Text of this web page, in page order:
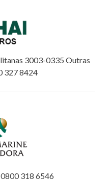
3003-0335 Outras
327 8424
0800 318 6546